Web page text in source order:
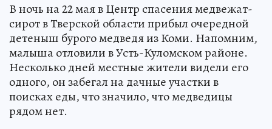
В ночь на 22 мая в Центр спасения медвежат-
сирот в Тверской области прибыл очередной
детеныш бурого медведя из Коми. Напомним,
малыша отловили в Усть-Куломском районе.
Несколько дней местные жители видели его
одного, он забегал на дачные участки в
поисках еды, что значило, что медведицы
рядом нет.